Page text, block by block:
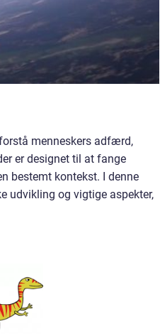
menneskers adfærd,
er designet til at fange
bestemt kontekst. I denne
udvikling og vigtige aspekter,